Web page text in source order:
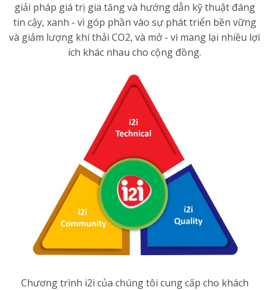
giải pháp giá trị gia tăng và hướng dẫn kỹ thuật đáng
tin cậy, xanh - vì góp phần vào sự phát triển bền vững
và giảm lượng khí thải CO2, và mở - vì mang lại nhiều lợi
ích khác nhau cho cộng đồng.
Chương trình i2i của chúng tôi cung cấp cho khách